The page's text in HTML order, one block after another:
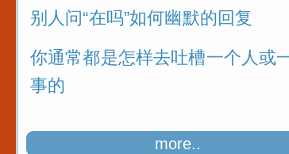
再好
话
别人问“在吗”如何幽默的回复
你通常都是怎样去吐槽一个人或
事的
more..